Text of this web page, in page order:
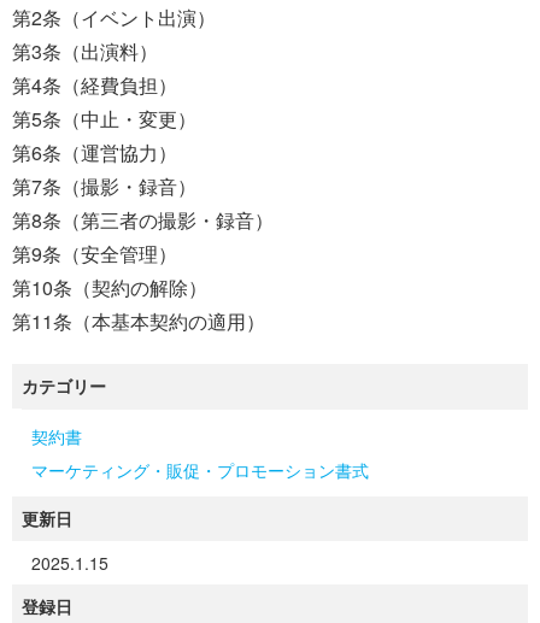
第2条（イベント出演）
第3条（出演料）
第4条（経費負担）
第5条（中止・変更）
第6条（運営協力）
第7条（撮影・録音）
第8条（第三者の撮影・録音）
第9条（安全管理）
第10条（契約の解除）
第11条（本基本契約の適用）
カテゴリー
契約書
マーケティング・販促・プロモーション書式
更新日
2025.1.15
登録日